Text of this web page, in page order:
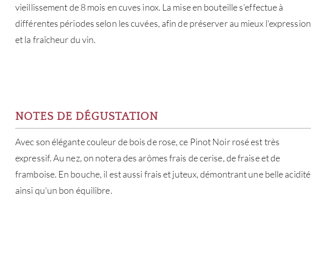
vieillissement de 8 mois en cuves inox. La mise en bouteille s’effectue à
différentes périodes selon les cuvées, afin de préserver au mieux l’expression
et la fraîcheur du vin.
NOTES DE DÉGUSTATION
Avec son élégante couleur de bois de rose, ce Pinot Noir rosé est très
expressif. Au nez, on notera des arômes frais de cerise, de fraise et de
framboise. En bouche, il est aussi frais et juteux, démontrant une belle acidité
ainsi qu'un bon équilibre.